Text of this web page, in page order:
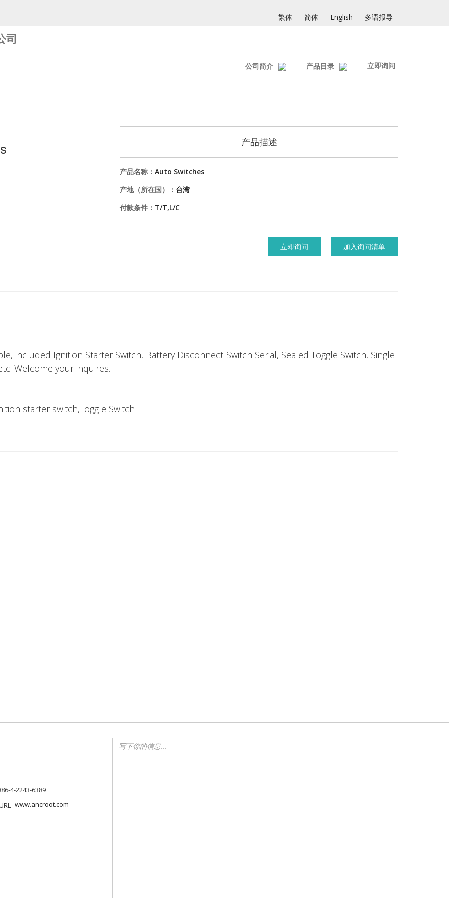
繁体 简体 English 多语报导
司
公司简介 产品目录 立即询问
产品描述
产品名称： Auto Switches
产地（所在国）： 台湾
付款条件： T/T,L/C
立即询问 加入询问清单
included Ignition Starter Switch, Battery Disconnect Switch Serial, Sealed Toggle Switch, Single
Welcome your inquires.
starter switch,Toggle Switch
4-2243-6389
www.ancroot.com